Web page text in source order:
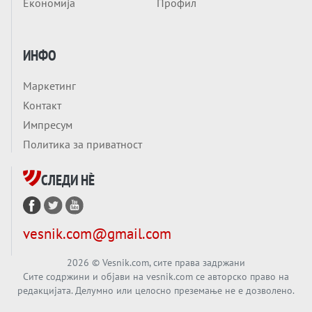
ЛУЃЕТО ШТО РЕШАВААТ ЗА МИР, ВОЈНА,
европската уметност за уредување на
голем потрес?
Вечер тема
Што значи тоа за СТРАТЕШКИОТ ЈАЗИК
ВО СВЕТОТ?
Вечер тема
ИНФО
Маркетинг
Контакт
Импресум
Политика за приватност
СЛЕДИ НÈ
vesnik.com@gmail.com
2026 © Vesnik.com, сите права задржани
Сите содржини и објави на vesnik.com се авторско право на
редакцијата. Делумно или целосно преземање не е дозволено.